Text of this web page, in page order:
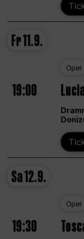
Fr11.9.
Oper
19:00
Sa12.9.
Oper
19:30